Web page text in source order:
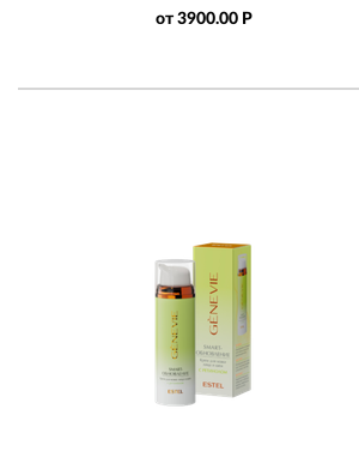
от 3900.00 Р